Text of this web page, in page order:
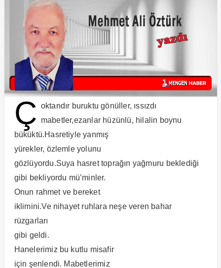
Ç oktandır buruktu gönüller, ıssızdı
mabetler,ezanlar hüzünlü, hilalin boynu
büküktü.Hasretiyle yanmış
yürekler, özlemle yolunu
gözlüyordu.Suya hasret toprağın yağmuru beklediği
gibi bekliyordu mü’minler.
Onun rahmet ve bereket
iklimini.Ve nihayet ruhlara neşe veren bahar
rüzgarları
gibi geldi.
Hanelerimiz bu kutlu misafir
için şenlendi. Mabetlerimiz